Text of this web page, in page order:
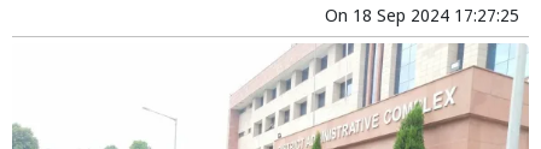
On 18 Sep 2024 17:27:25